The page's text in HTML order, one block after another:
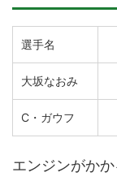
選手名
大坂なおみ
C・ガウフ
エンジンがか